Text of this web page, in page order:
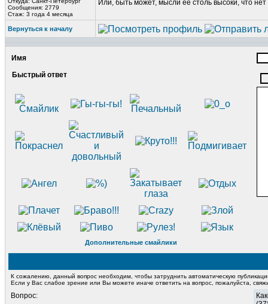
Сообщения: 2779
Стаж: 3 года 4 месяца
Или, быть может, мысли её столь высоки, что
Вернуться к началу
Имя
Быстрый ответ
Дополнительные смайлики
К сожалению, данный вопрос необходим, чтобы затруднить автоматическую
Если у Вас слабое зрение или Вы можете иначе ответить на вопрос, пожалуйста,
Вопрос: